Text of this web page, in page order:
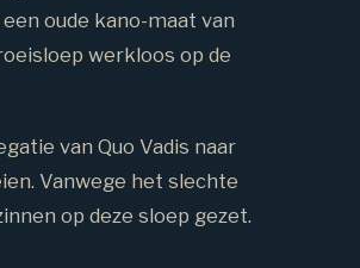
oude kano-maat van
werkloos op de
van Quo Vadis naar
Vanwege het slechte
op deze sloep gezet.